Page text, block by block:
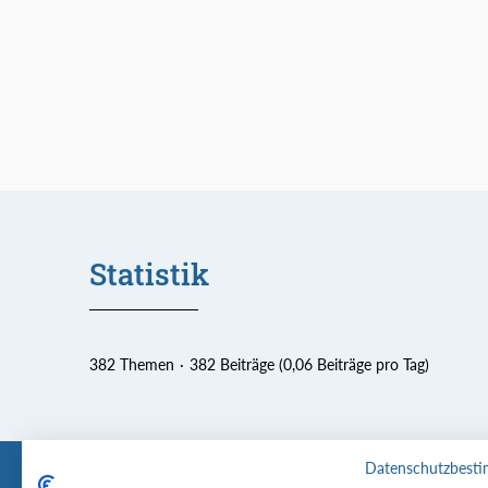
Statistik
382 Themen 382 Beiträge (0,06 Beiträge pro Tag)